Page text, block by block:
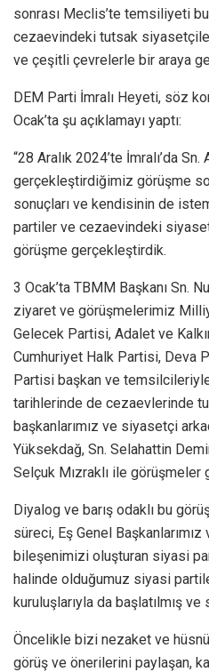
sonrası Meclis’te temsiliyeti
cezaevindeki tutsak
ve çeşitli çevrelerle bir araya
DEM Parti İmralı Heyeti, söz
Ocak’ta şu açıklamayı yaptı:
“28 Aralık 2024’te İmralı’da
gerçekleştirdiğimiz görüşme
sonuçları ve kendisinin de
partiler ve cezaevindeki
görüşme gerçekleştirdik.
3 Ocak’ta TBMM Başkanı Sn.
ziyaret ve görüşmelerimiz
Gelecek Partisi, Adalet ve
Cumhuriyet Halk Partisi, Deva
Partisi başkan ve
tarihlerinde de cezaevlerinde
başkanlarımız ve siyasetçi
Yüksekdağ, Sn. Selahattin
Selçuk Mızraklı ile görüşmeler
Diyalog ve barış odaklı bu
süreci, Eş Genel
bileşenimizi oluşturan siyasi
halinde olduğumuz siyasi
kuruluşlarıyla da başlatılmış
Öncelikle bizi nezaket ve
görüş ve önerilerini paylaşan,